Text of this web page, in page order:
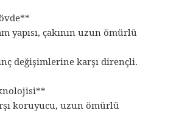
yapısı, çakının uzun ömürlü
değişimlerine karşı dirençli.
koruyucu, uzun ömürlü